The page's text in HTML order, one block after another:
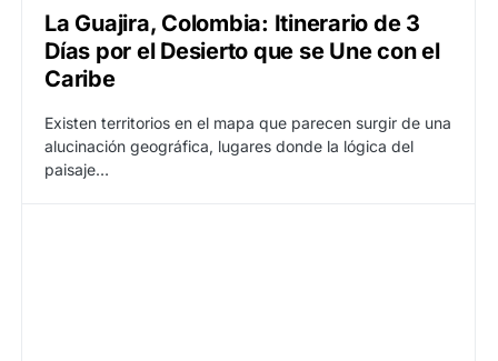
La Guajira, Colombia: Itinerario de 3
Días por el Desierto que se Une con el
Caribe
Existen territorios en el mapa que parecen surgir de una
alucinación geográfica, lugares donde la lógica del
paisaje…